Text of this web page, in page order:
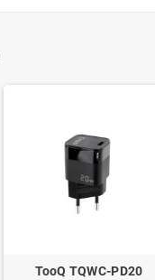
TooQ TQWC-PD20